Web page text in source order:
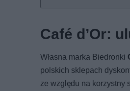
Café d’Or:
Własna marka Biedronki
polskich sklepach
ze względu na korzystny